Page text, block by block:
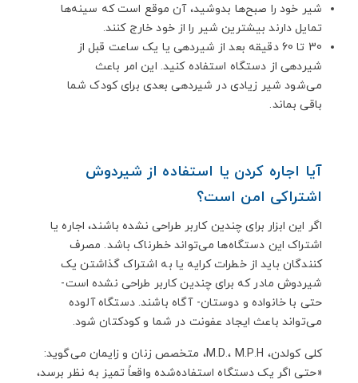
شیر خود را صبح‌ها بدوشید، آن موقع است که سینه‌ها
تمایل دارند بیشترین شیر را از خود خارج کنند.
30 تا 60 دقیقه بعد از شیردهی یا یک ساعت قبل از
شیردهی از دستگاه استفاده کنید. این امر باعث
می‌شود شیر زیادی در شیردهی بعدی برای کودک شما
باقی بماند.
آیا اجاره کردن یا استفاده از شیردوش
اشتراکی امن است؟
اگر این ابزار برای چندین کاربر طراحی نشده باشند، اجاره یا
اشتراک این دستگاه‌ها می‌تواند خطرناک باشد. مصرف
کنندگان باید از خطرات کرایه یا به اشتراک گذاشتن یک
شیردوش مادر که برای چندین کاربر طراحی نشده است-
حتی با خانواده و دوستان- آگاه باشند. دستگاه آلوده
می‌تواند باعث ایجاد عفونت در شما و کودکتان شود.
کلی کولدن، M.D.، M.P.H، متخصص زنان و زایمان می‌گوید:
«حتی اگر یک دستگاه استفاده‌شده واقعاً تمیز به نظر برسد،